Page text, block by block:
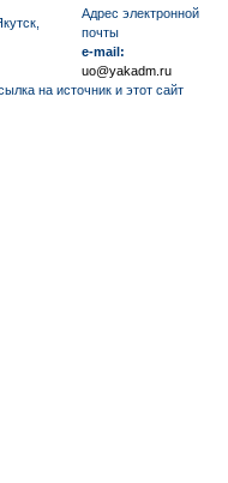
Aдрес электронной
почты
e-mail:
uo@yakadm.ru
на источник и этот сайт